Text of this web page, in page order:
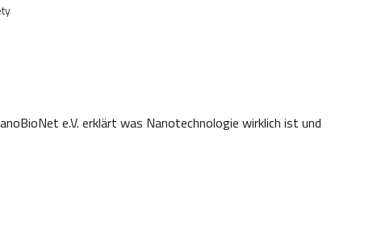
e.V. erklärt was Nanotechnologie wirklich ist und